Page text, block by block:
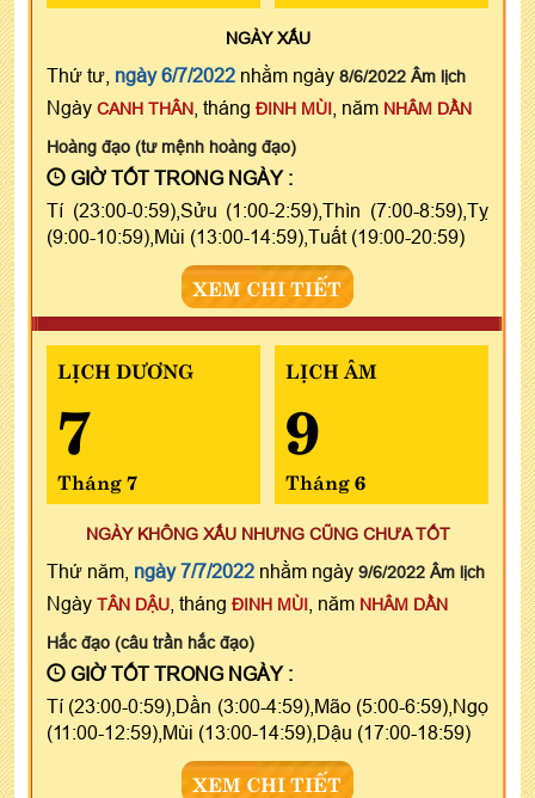
NGÀYXẤU
Thứ tư, ngày 6/7/2022 nhằm ngày 8/6/2022 Âm lịch
Ngày CANH THÂN , tháng ĐINH MÙI , năm NHÂM DẦN
Hoàng đạo (tư mệnh hoàng đạo)
GIỜ TỐT TRONG NGÀY :
Tí (23:00-0:59),Sửu (1:00-2:59),Thìn (7:00-8:59),Tỵ
(9:00-10:59),Mùi (13:00-14:59),Tuất (19:00-20:59)
XEM CHI TIẾT
LỊCH DƯƠNG
7
Tháng 7
LỊCH ÂM
9
Tháng 6
NGÀY KHÔNG XẤU NHƯNG CŨNG CHƯA TỐT
Thứ năm, ngày 7/7/2022 nhằm ngày 9/6/2022 Âm lịch
Ngày TÂN DẬU , tháng ĐINH MÙI , năm NHÂM DẦN
Hắc đạo (câu trần hắc đạo)
GIỜ TỐT TRONG NGÀY :
Tí (23:00-0:59),Dần (3:00-4:59),Mão (5:00-6:59),Ngọ
(11:00-12:59),Mùi (13:00-14:59),Dậu (17:00-18:59)
XEM CHI TIẾT